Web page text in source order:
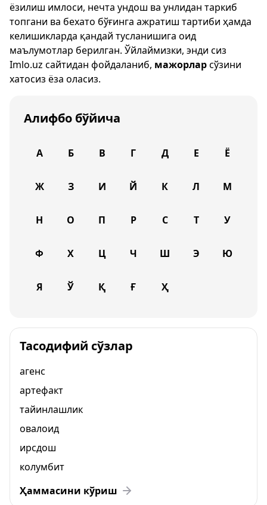
ёзилиш имлоси, нечта ундош ва унлидан таркиб
топгани ва бехато бўғинга ажратиш тартиби ҳамда
келишикларда қандай тусланишига оид
маълумотлар берилган. Ўйлаймизки, энди сиз
Imlo.uz сайтидан фойдаланиб, мажорларсўзини
хатосиз ёза оласиз.
Алифбо бўйича
А Б В Г Д Е Ё
Ж З И Й К Л М
Н О П Р С Т У
Ф Х Ц Ч Ш Э Ю
Я Ў Қ Ғ Ҳ
Тасодифий сўзлар
агенс
артефакт
тайинлашлик
овалоид
ирсдош
колумбит
Ҳаммасини кўриш